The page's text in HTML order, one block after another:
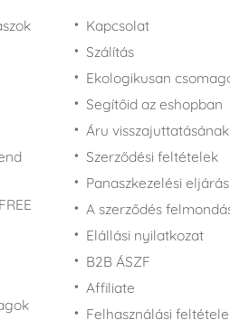
Kapcsolat
Szálítás
Ekologikusan
Segítőid az eshopban
Áru
Szerződési feltételek
Panaszkezelési eljárás
A szerződés
Elállási nyilatkozat
B2B ÁSZF
Affiliate
Felhasználási